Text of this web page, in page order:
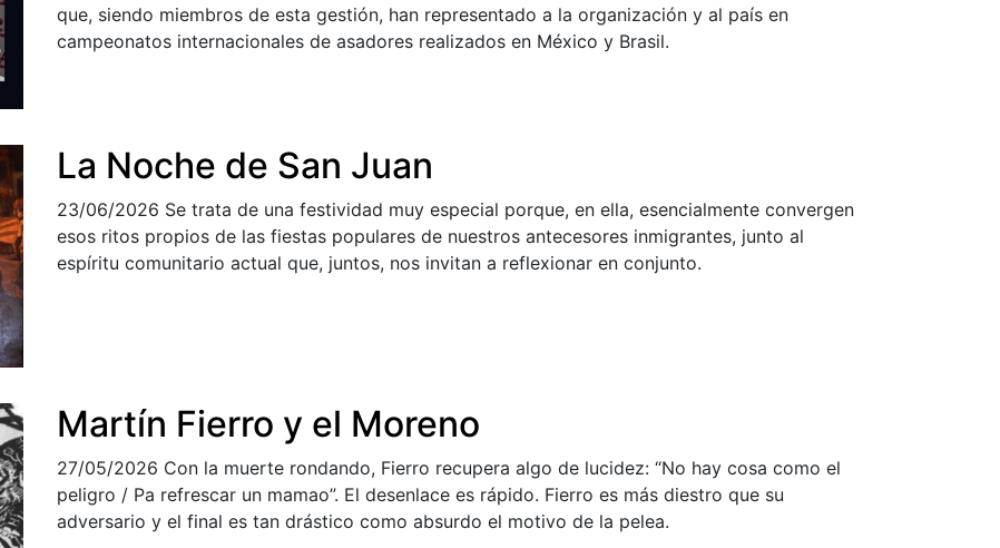
que, siendo miembros de esta gestión, han representado a la organización y al país en
campeonatos internacionales de asadores realizados en México y Brasil.
La Noche de San Juan
23/06/2026 Se trata de una festividad muy especial porque, en ella, esencialmente convergen
esos ritos propios de las fiestas populares de nuestros antecesores inmigrantes, junto al
espíritu comunitario actual que, juntos, nos invitan a reflexionar en conjunto.
Martín Fierro y el Moreno
27/05/2026 Con la muerte rondando, Fierro recupera algo de lucidez: “No hay cosa como el
peligro / Pa refrescar un mamao”. El desenlace es rápido. Fierro es más diestro que su
adversario y el final es tan drástico como absurdo el motivo de la pelea.